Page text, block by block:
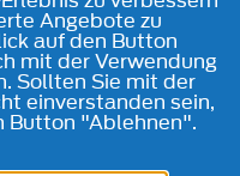
Angebote zu
auf den Button
mit der Verwendung
Sollten Sie mit der
einverstanden sein,
Button "Ablehnen".